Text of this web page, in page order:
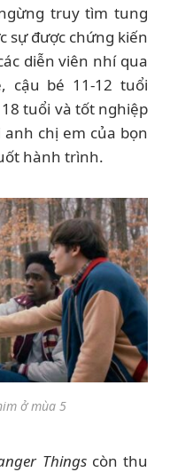
truy tìm tung
sự được chứng kiến
diễn viên nhí qua
cậu bé 11-12 tuổi
tuổi và tốt nghiệp
chị em của bọn
hành trình.
ở mùa 5
Things còn thu